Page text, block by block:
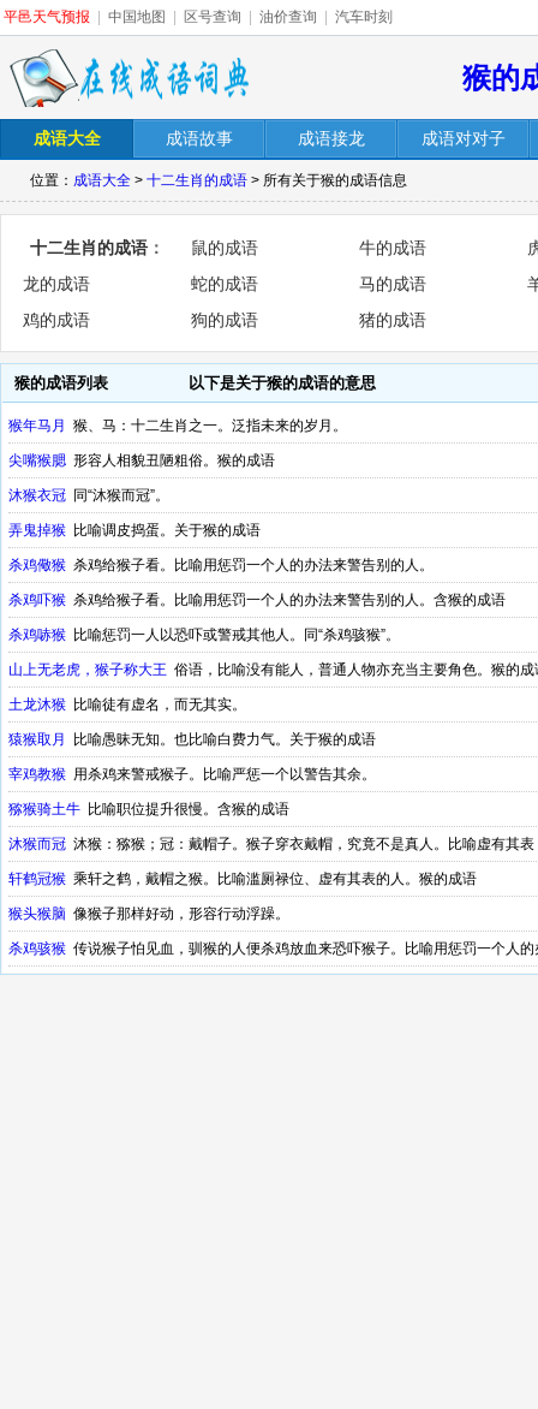
平邑天气预报 中国地图 区号查询 油价查询 汽车时刻
猴的
成语大全 成语故事 成语接龙 成语对对子
位置： 成语大全 > 十二生肖的成语 > 所有关于猴的成语信息
十二生肖的成语 ： 鼠的成语 牛的成语
龙的成语
蛇的成语 马的成语
鸡的成语
狗的成语 猪的成语
猴的成语列表 以下是关于猴的成语的意思
猴年马月 猴、马：十二生肖之一。泛指未来的岁月。
尖嘴猴腮 形容人相貌丑陋粗俗。猴的成语
沐猴衣冠 同“沐猴而冠”。
弄鬼掉猴 比喻调皮捣蛋。关于猴的成语
杀鸡儆猴 杀鸡给猴子看。比喻用惩罚一个人的办法来警告别的人。
杀鸡吓猴 杀鸡给猴子看。比喻用惩罚一个人的办法来警告别的人。含猴的成语
杀鸡哧猴 比喻惩罚一人以恐吓或警戒其他人。同“杀鸡骇猴”。
山上无老虎，猴子称大王 俗语，比喻没有能人，普通人物亦充当主要角色。猴的成
土龙沐猴 比喻徒有虚名，而无其实。
猿猴取月 比喻愚昧无知。也比喻白费力气。关于猴的成语
宰鸡教猴 用杀鸡来警戒猴子。比喻严惩一个以警告其余。
猕猴骑土牛 比喻职位提升很慢。含猴的成语
沐猴而冠 沐猴：猕猴；冠：戴帽子。猴子穿衣戴帽，究竟不是真人。比喻虚有其
轩鹤冠猴 乘轩之鹤，戴帽之猴。比喻滥厕禄位、虚有其表的人。猴的成语
猴头猴脑 像猴子那样好动，形容行动浮躁。
杀鸡骇猴 传说猴子怕见血，驯猴的人便杀鸡放血来恐吓猴子。比喻用惩罚一个人